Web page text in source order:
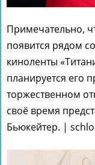
Примечательно,
появится рядом
киноленты
планируется его
торжественном
своё время
Бьюкейтер. |